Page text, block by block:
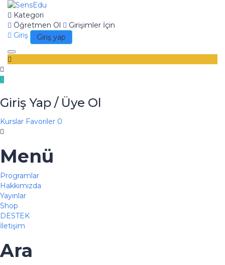
Kategori
Öğretmen Ol
Girişimler İçin
Giriş
Giriş yap
Toggle
navigation
Giriş Yap / Üye Ol
Kurslar Favoriler 0
Menü
Programlar
Hakkımızda
Yayınlar
Shop
DESTEK
İletişim
Ara